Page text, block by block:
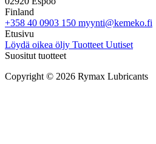
Finland
+358 40 0903 150 myynti@kemeko.fi
Etusivu
Löydä oikea öljy Tuotteet Uutiset
Suositut tuotteet
Copyright © 2026 Rymax Lubricants